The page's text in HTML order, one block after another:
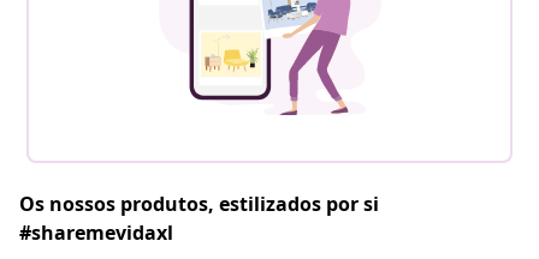
Os nossos produtos, estilizados por si
#sharemevidaxl